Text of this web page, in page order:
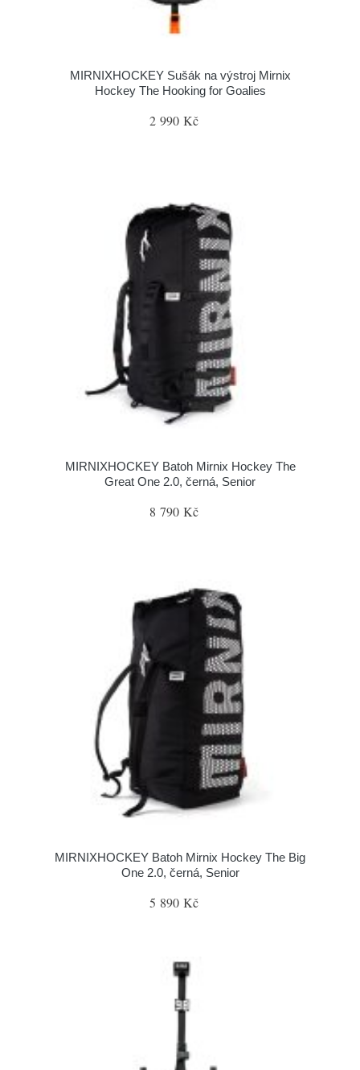
MIRNIXHOCKEY Sušák na výstroj Mirnix
Hockey The Hooking for Goalies
2 990 Kč
MIRNIXHOCKEY Batoh Mirnix Hockey The
Great One 2.0, černá, Senior
8 790 Kč
MIRNIXHOCKEY Batoh Mirnix Hockey The Big
One 2.0, černá, Senior
5 890 Kč